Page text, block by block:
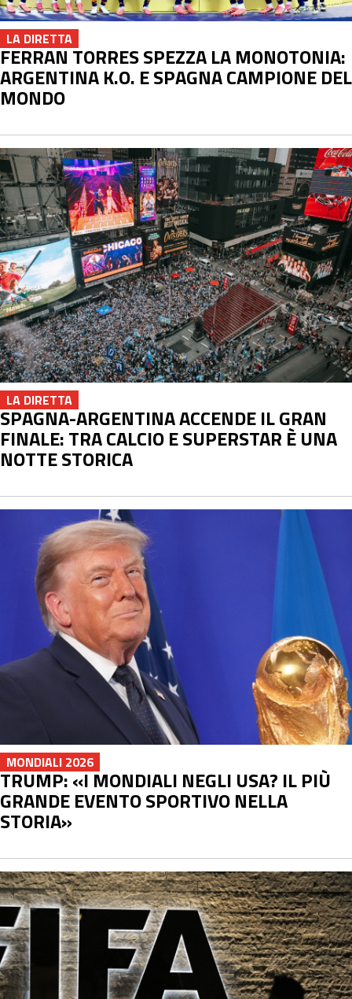
LA DIRETTA
FERRAN TORRES SPEZZA LA MONOTONIA:
ARGENTINA K.O. E SPAGNA CAMPIONE DEL
MONDO
LA DIRETTA
SPAGNA-ARGENTINA ACCENDE IL GRAN
FINALE: TRA CALCIO E SUPERSTAR È UNA
NOTTE STORICA
MONDIALI 2026
TRUMP: «I MONDIALI NEGLI USA? IL PIÙ
GRANDE EVENTO SPORTIVO NELLA
STORIA»